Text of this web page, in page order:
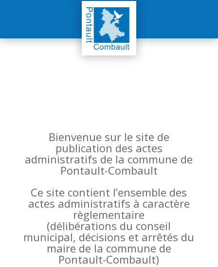
Bienvenue sur le site de
publication des actes
administratifs de la commune de
Pontault-Combault
Ce site contient l’ensemble des
actes administratifs à caractère
règlementaire
(délibérations du conseil
municipal, décisions et arrêtés du
maire de la commune de
Pontault-Combault)